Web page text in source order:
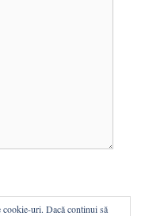
uri. Dacă continui să